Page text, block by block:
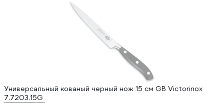
Универсальный кованый черный нож 15 см GB Victorinox
7.7203.15G